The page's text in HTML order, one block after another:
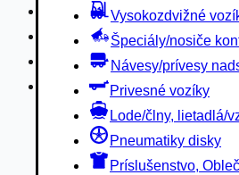
Vysokozdvižné
Špeciály/nosiče
Návesy/prívesy
Privesné vozíky
Lode/člny, lietadlá/
Pneumatiky disky
Príslušenstvo,
Privesné vozíky
Lode/člny, lietadlá/
Pneumatiky disky
Príslušenstvo, Oblečenie